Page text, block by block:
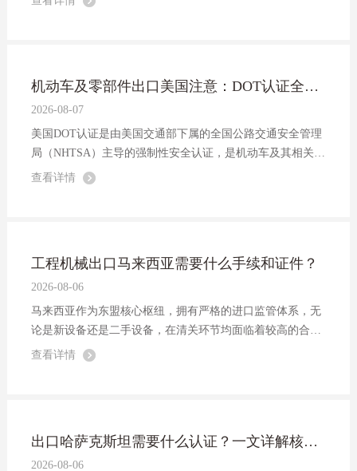
机动车及零部件出口美国注意：DOT认证全流程与合规要点详解
2026-08-07
美国DOT认证是由美国交通部下属的全国公路交通安全管理
局（NHTSA）主导的强制性安全认证，是机动车及其相关零
部件进入美国市场的法定准入要求。以下是对该认证的全方
查看详情
工程机械出口马来西亚需要什么手续和证件？
2026-08-06
马来西亚作为东盟核心枢纽，拥有严格的进口监管体系，无
论是新设备还是二手设备，在清关环节均面临着较高的合规
门槛。那么，工程机械出口马来西亚具体需要什么手续和证
查看详情
出口哈萨克斯坦需要什么认证？一文详解核心准入要求
2026-08-06